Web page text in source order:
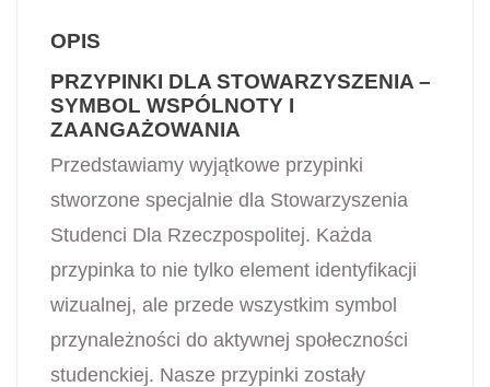
OPIS
PRZYPINKI DLA STOWARZYSZENIA –
SYMBOL WSPÓLNOTY I
ZAANGAŻOWANIA
Przedstawiamy wyjątkowe przypinki
stworzone specjalnie dla Stowarzyszenia
Studenci Dla Rzeczpospolitej. Każda
przypinka to nie tylko element identyfikacji
wizualnej, ale przede wszystkim symbol
przynależności do aktywnej społeczności
studenckiej. Nasze przypinki zostały